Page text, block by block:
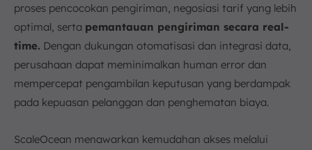
proses pencocokan pengiriman, negosiasi tarif yang lebih
optimal, serta pemantauan pengiriman secara real-
time. Dengan dukungan otomatisasi dan integrasi data,
perusahaan dapat meminimalkan human error dan
mempercepat pengambilan keputusan yang berdampak
pada kepuasan pelanggan dan penghematan biaya.
ScaleOcean menawarkan kemudahan akses melalui